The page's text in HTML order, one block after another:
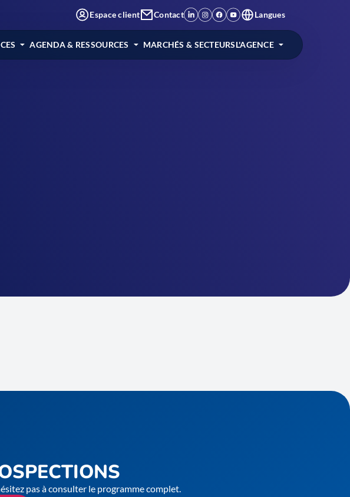
Espace client Contact Langues
AGENDA & RESSOURCES MARCHÉS & SECTEURSL'AGENCE
pas à consulter le programme complet.